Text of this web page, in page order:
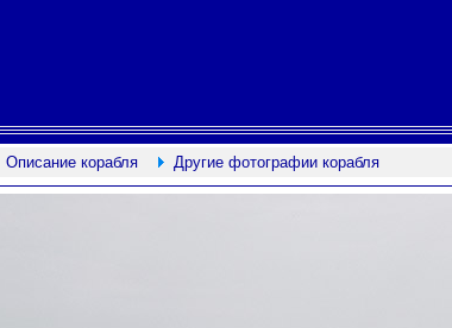
Описание корабля Другие фотографии корабля